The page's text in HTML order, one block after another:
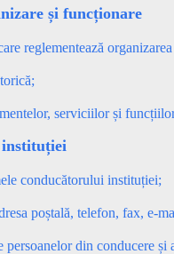
și funcționare
reglementează
serviciilor și
instituției
conducătorului instituției;
poștală, telefon, fax, e-
din conducere și